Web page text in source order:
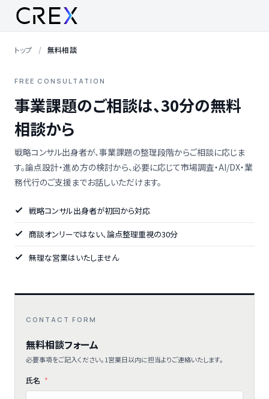
トップ 無料相談
FREE CONSULTATION
事業課題のご相談は、30分の無料
相談から
戦略コンサル出身者が、事業課題の整理段階からご相談に応じま
す。論点設計・進め方の検討から、必要に応じて市場調査・AI/DX・業
務代行のご支援までお話しいただけます。
戦略コンサル出身者が初回から対応
商談オンリーではない、論点整理重視の30分
無理な営業はいたしません
CONTACT FORM
無料相談フォーム
必要事項をご記入ください。1営業日以内に担当よりご連絡いたします。
氏名